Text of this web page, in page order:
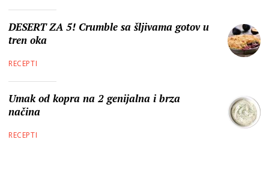
DESERT ZA 5! Crumble sa šljivama gotov u
tren oka
RECEPTI
Umak od kopra na 2 genijalna i brza
načina
RECEPTI